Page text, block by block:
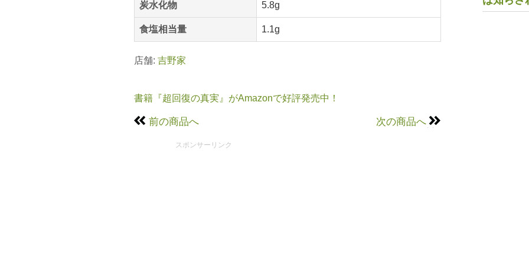
炭水化物 5.8g
食塩相当量 1.1g
店舗: 吉野家
書籍『超回復の真実』がAmazonで好評発売中！
前の商品へ 次の商品へ
スポンサーリンク